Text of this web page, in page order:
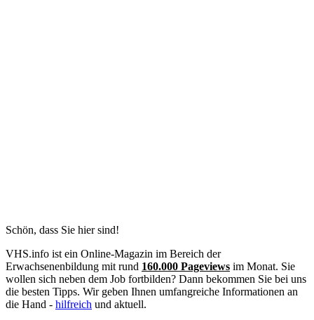
Schön, dass Sie hier sind!
VHS.info ist ein Online-Magazin im Bereich der
Erwachsenenbildung mit rund 160.000 Pageviews im Monat. Sie
wollen sich neben dem Job fortbilden? Dann bekommen Sie bei uns
die besten Tipps. Wir geben Ihnen umfangreiche Informationen an
die Hand - hilfreich und aktuell.